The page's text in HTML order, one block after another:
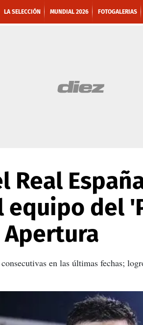
LA SELECCIÓN MUNDIAL 2026 FOTOGALERIAS
Real
equipo del
en las últimas fechas;